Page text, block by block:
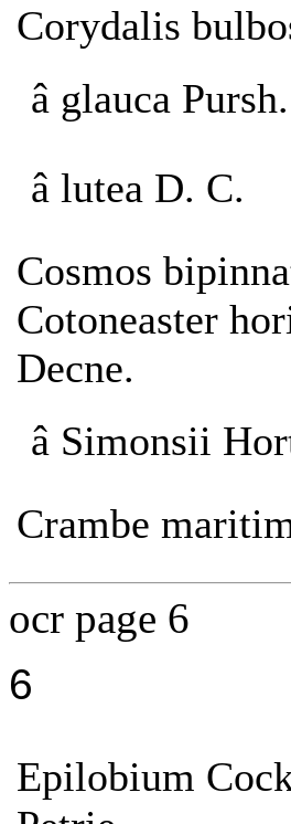
Corydalis
â glauca Pursh.
â lutea D. C.
Cosmos
Cotoneaster
Decne.
â Simonsii
Crambe
ocr page 6
6
Epilobium